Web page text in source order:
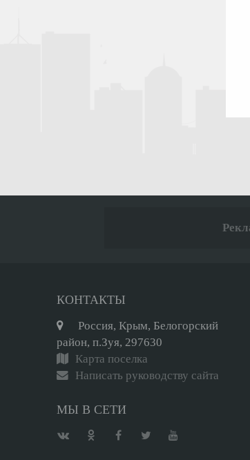
КОНТАКТЫ
Россия, Крым, Белогорский
район, п.Зуя, 297630
Карта поселка
Написать руководству сайта
МЫ В СЕТИ